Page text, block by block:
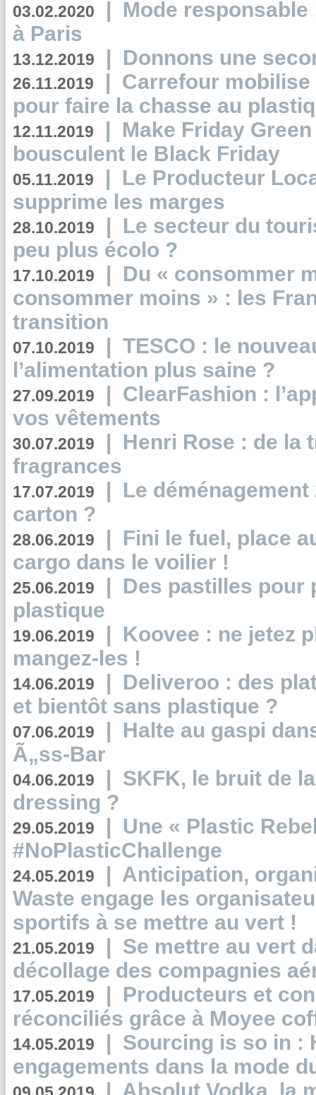
03.02.2020 | Mode
à Paris
13.12.2019 | Donnons une
26.11.2019 | Carrefour
pour faire la chasse au
12.11.2019 | Make Friday
bousculent le Black Friday
05.11.2019 | Le Producteur
supprime les marges
28.10.2019 | Le secteur du
peu plus écolo ?
17.10.2019 | Du « consommer
consommer moins » : les
transition
07.10.2019 | TESCO : le
l’alimentation plus saine ?
27.09.2019 | ClearFashion :
vos vêtements
30.07.2019 | Henri Rose : de la
fragrances
17.07.2019 | Le
carton ?
28.06.2019 | Fini le fuel, place
cargo dans le voilier !
25.06.2019 | Des pastilles pour
plastique
19.06.2019 | Koovee : ne jetez
mangez-les !
14.06.2019 | Deliveroo : des
et bientôt sans plastique ?
07.06.2019 | Halte au gaspi
Ã„ss-Bar
04.06.2019 | SKFK, le bruit de
dressing ?
29.05.2019 | Une « Plastic
#NoPlasticChallenge
24.05.2019 | Anticipation,
Waste engage les
sportifs à se mettre au vert !
21.05.2019 | Se mettre au vert
décollage des compagnies
17.05.2019 | Producteurs et
réconciliés grâce à Moyee
14.05.2019 | Sourcing is so in :
engagements dans la mode